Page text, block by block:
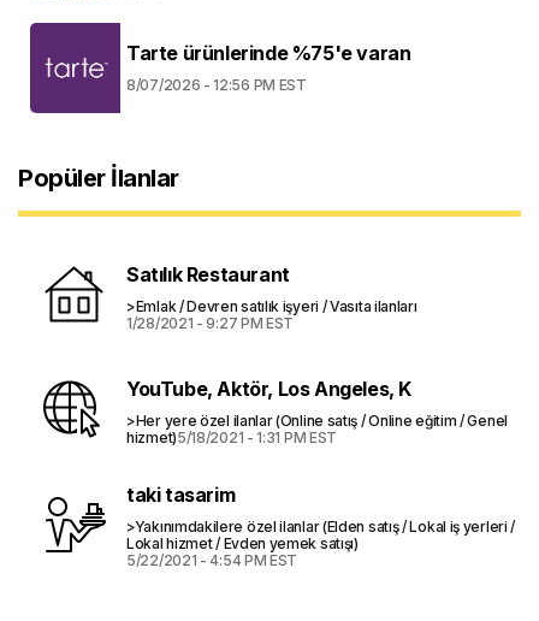
Tarte ürünlerinde %75'e varan
8/07/2026 - 12:56 PM EST
Popüler İlanlar
Satılık Restaurant
>Emlak / Devren satılık işyeri / Vasıta ilanları
1/28/2021 - 9:27 PM EST
YouTube, Aktör, Los Angeles, K
>Her yere özel ilanlar (Online satış / Online eğitim / Genel
hizmet)5/18/2021 - 1:31 PM EST
taki tasarim
>Yakınımdakilere özel ilanlar (Elden satış / Lokal iş yerleri /
Lokal hizmet / Evden yemek satışı)
5/22/2021 - 4:54 PM EST